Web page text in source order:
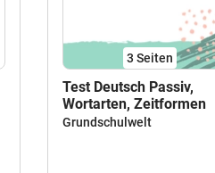
3 Seiten
Test Deutsch Passiv,
Wortarten, Zeitformen
Grundschulwelt